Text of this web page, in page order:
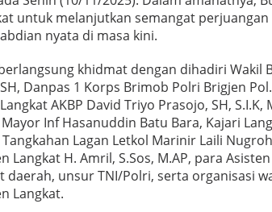
untuk melanjutkan semangat
nyata di masa kini.
khidmat dengan dihadiri Wakil
Danpas 1 Korps Brimob Polri Brigjen
AKBP David Triyo Prasojo, SH, S.I.K,
Inf Hasanuddin Batu Bara, Kajari
Lagan Letkol Marinir Laili
Langkat H. Amril, S.Sos, M.AP, para
daerah, unsur TNI/Polri, serta organisasi
Langkat.